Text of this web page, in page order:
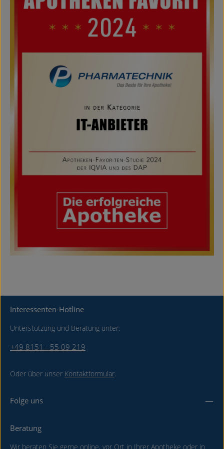
Interessenten-Hotline
Unterstützung und Beratung unter:
+49 8151 - 55 09 219
Oder über unser Kontaktformular.
Folge uns
Beratung
Wir beraten Sie gerne online, vor Ort in Ihrer Apotheke oder in